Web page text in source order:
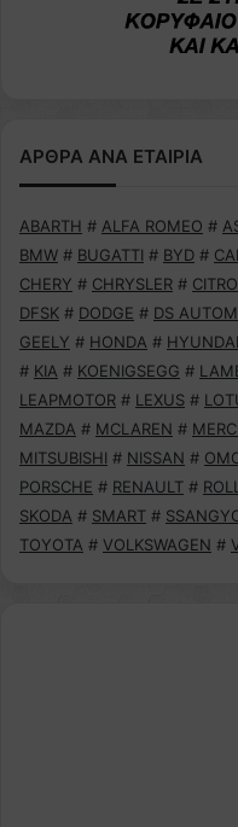
ΑΡΘΡΑ ΑΝΑ ΕΤΑΙΡΙΑ
ABARTH # ALFA ROMEO #
BMW # BUGATTI # BYD #
CHERY # CHRYSLER #
DFSK # DODGE # DS
GEELY # HONDA # HYUNDAI
# KIA # KOENIGSEGG #
LEAPMOTOR # LEXUS #
MAZDA # MCLAREN #
MITSUBISHI # NISSAN #
PORSCHE # RENAULT #
SKODA # SMART #
TOYOTA # VOLKSWAGEN #